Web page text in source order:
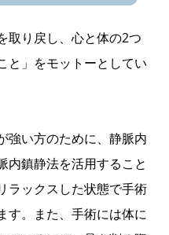
取り戻し、心と体の2つ
と」をモットーとしてい
強い方のために、静脈内
内鎮静法を活用すること
ラックスした状態で手術
す。また、手術には体に